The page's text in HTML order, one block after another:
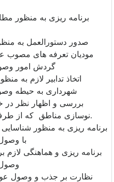
مودیان تعرفه های مصوب
گردش امور
شهرداری به حیطه
نوسازی مناطق که از طرف مدیر منطقه پیشنهاد می گردد.
با